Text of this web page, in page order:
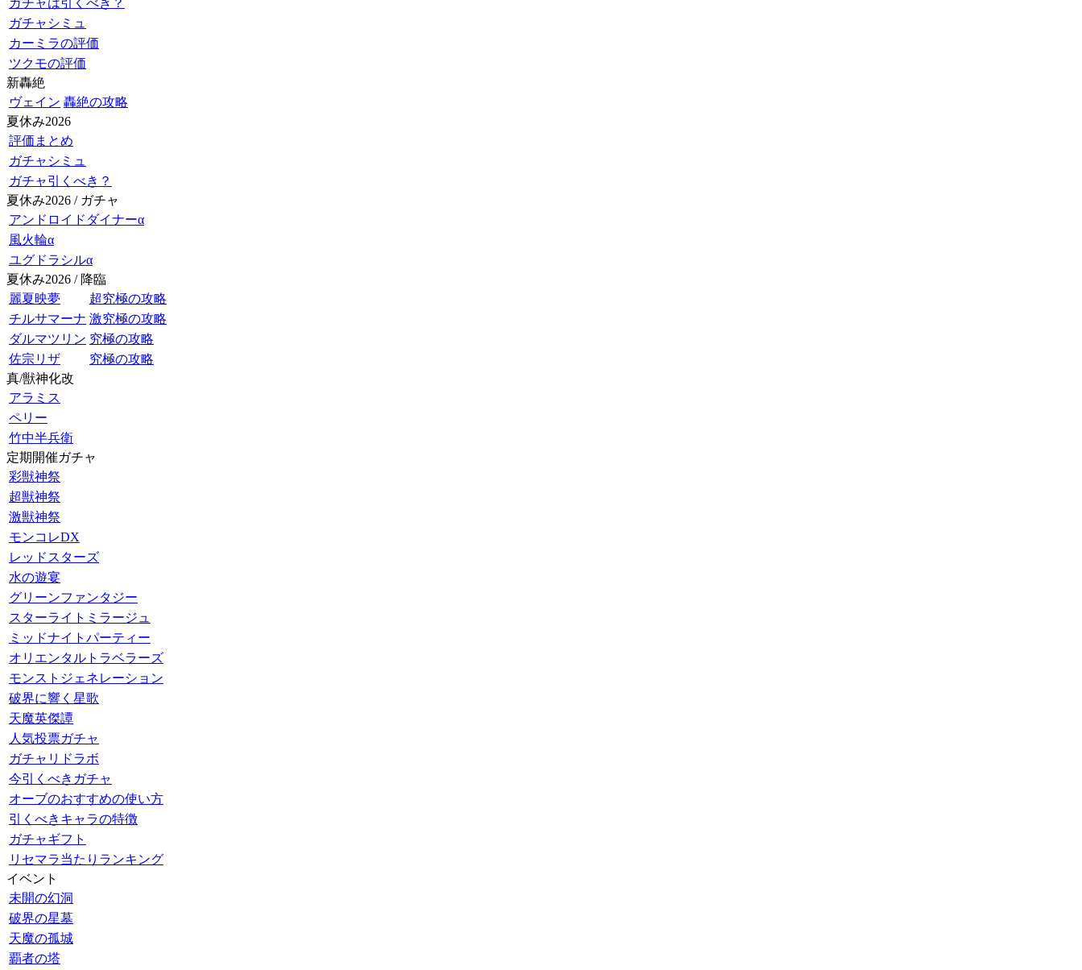
ガチャは引くべき？
ガチャシミュ
カーミラの評価
ツクモの評価
新轟絶
ヴェイン 轟絶の攻略
夏休み2026
評価まとめ
ガチャシミュ
ガチャ引くべき？
夏休み2026 / ガチャ
アンドロイドダイナーα
風火輪α
ユグドラシルα
夏休み2026 / 降臨
麗夏映夢
超究極の攻略
チルサマーナ 激究極の攻略
ダルマツリン 究極の攻略
佐宗リザ
究極の攻略
真/獣神化改
アラミス
ペリー
竹中半兵衛
定期開催ガチャ
彩獣神祭
超獣神祭
激獣神祭
モンコレDX
レッドスターズ
水の遊宴
グリーンファンタジー
スターライトミラージュ
ミッドナイトパーティー
オリエンタルトラベラーズ
モンストジェネレーション
破界に響く星歌
天魔英傑譚
人気投票ガチャ
ガチャリドラボ
今引くべきガチャ
オーブのおすすめの使い方
引くべきキャラの特徴
ガチャギフト
リセマラ当たりランキング
イベント
未開の幻洞
破界の星墓
天魔の孤城
覇者の塔